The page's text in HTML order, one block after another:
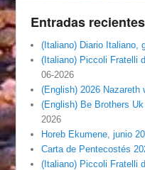
Entradas recientes
(Italiano) Diario Italiano,
(Italiano) Piccoli Fratelli
06-2026
(English) 2026 Nazareth
(English) Be Brothers
2026
Horeb Ekumene, junio
Carta de Pentecostés
(Italiano) Piccoli Fratelli